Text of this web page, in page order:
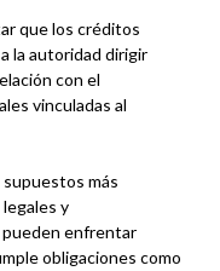
que los créditos
la autoridad dirigir
con el
vinculadas al
más
y
pueden enfrentar
obligaciones como